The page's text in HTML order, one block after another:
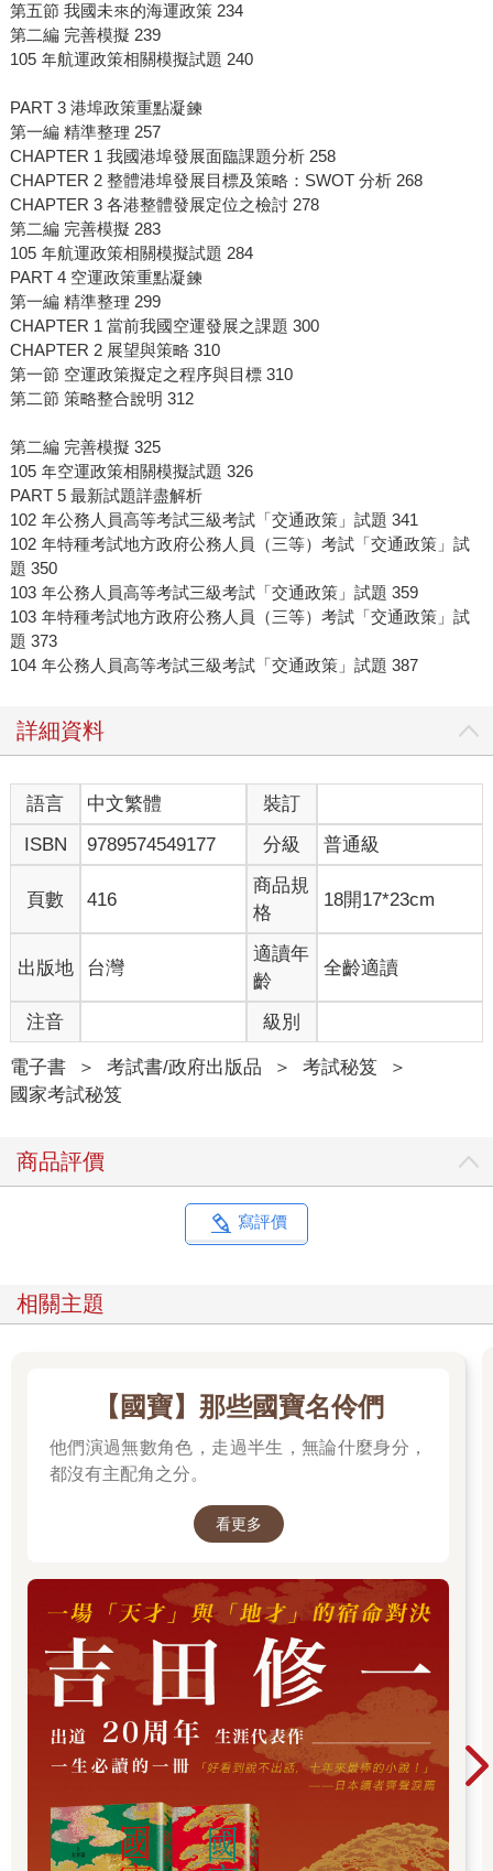
第五節 我國未來的海運政策 234
第二編 完善模擬 239
105 年航運政策相關模擬試題 240
PART 3 港埠政策重點凝鍊
第一編 精準整理 257
CHAPTER 1 我國港埠發展面臨課題分析 258
CHAPTER 2 整體港埠發展目標及策略：SWOT 分析 268
CHAPTER 3 各港整體發展定位之檢討 278
第二編 完善模擬 283
105 年航運政策相關模擬試題 284
PART 4 空運政策重點凝鍊
第一編 精準整理 299
CHAPTER 1 當前我國空運發展之課題 300
CHAPTER 2 展望與策略 310
第一節 空運政策擬定之程序與目標 310
第二節 策略整合說明 312
第二編 完善模擬 325
105 年空運政策相關模擬試題 326
PART 5 最新試題詳盡解析
102 年公務人員高等考試三級考試「交通政策」試題 341
102 年特種考試地方政府公務人員（三等）考試「交通政策」試
題 350
103 年公務人員高等考試三級考試「交通政策」試題 359
103 年特種考試地方政府公務人員（三等）考試「交通政策」試
題 373
104 年公務人員高等考試三級考試「交通政策」試題 387
詳細資料
語言 中文繁體
裝訂
ISBN
9789574549177 分級 普通級
頁數 416
商品規
格
18開17*23cm
出版地 台灣
適讀年
齡
全齡適讀
注音 級別
電子書 ＞ 考試書/政府出版品 ＞ 考試秘笈
＞
國家考試秘笈
商品評價
寫評價
相關主題
【國寶】那些國寶名伶們
他們演過無數角色，走過半生，無論什麼身分，
都沒有主配角之分。
看更多